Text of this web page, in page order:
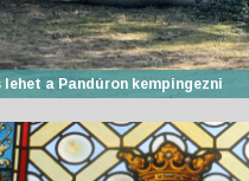
lehet a Pandúron kempingezni